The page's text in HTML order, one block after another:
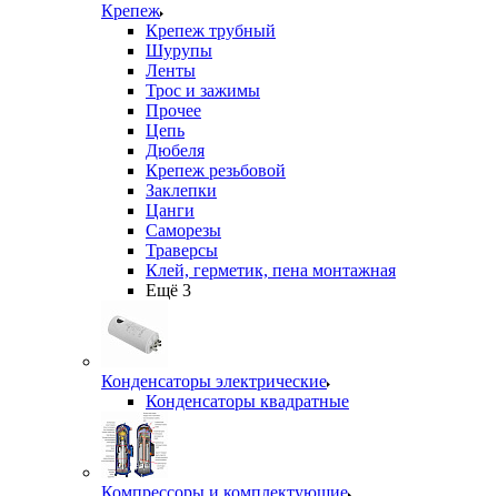
Крепеж
Крепеж трубный
Шурупы
Ленты
Трос и зажимы
Прочее
Цепь
Дюбеля
Крепеж резьбовой
Заклепки
Цанги
Саморезы
Траверсы
Клей, герметик, пена монтажная
Ещё 3
Конденсаторы электрические
Конденсаторы квадратные
Компрессоры и комплектующие